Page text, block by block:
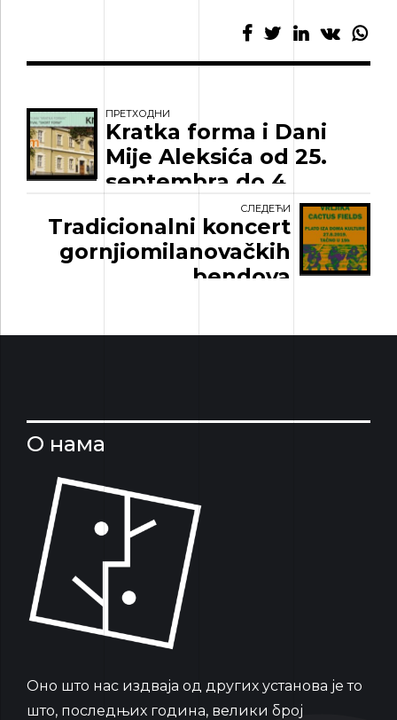
ПРЕТХОДНИ
Kratka forma i Dani
Mije Aleksića od 25.
septembra do 4.
oktobra 2019. godine
СЛЕДЕЋИ
Tradicionalni koncert
gornjiomilanovačkih
bendova
О нама
Oно што нас издваја од других установа је то
што, последњих година, велики број